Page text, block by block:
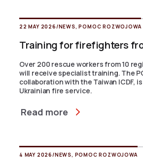
22 MAY 2026 /NEWS,POMOC ROZWOJOWA
Training for firefighters
Over 200 rescue workers from 10
will receive specialist training. The
collaboration with the Taiwan ICDF,
Ukrainian fire service.
Read more
4 MAY 2026 /NEWS, POMOC ROZWOJOWA